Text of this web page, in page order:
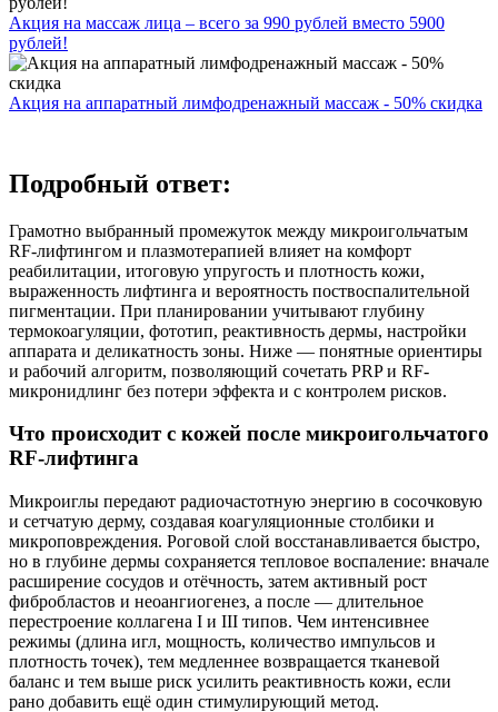
Акция на массаж лица – всего за 990 рублей вместо 5900
рублей!
Акция на аппаратный лимфодренажный массаж - 50% скидка
Подробный ответ:
Грамотно выбранный промежуток между микроигольчатым
RF-лифтингом и плазмотерапией влияет на комфорт
реабилитации, итоговую упругость и плотность кожи,
выраженность лифтинга и вероятность поствоспалительной
пигментации. При планировании учитывают глубину
термокоагуляции, фототип, реактивность дермы, настройки
аппарата и деликатность зоны. Ниже — понятные ориентиры
и рабочий алгоритм, позволяющий сочетать PRP и RF-
микронидлинг без потери эффекта и с контролем рисков.
Что происходит с кожей после микроигольчатого
RF‑лифтинга
Микроиглы передают радиочастотную энергию в сосочковую
и сетчатую дерму, создавая коагуляционные столбики и
микроповреждения. Роговой слой восстанавливается быстро,
но в глубине дермы сохраняется тепловое воспаление: вначале
расширение сосудов и отёчность, затем активный рост
фибробластов и неоангиогенез, а после — длительное
перестроение коллагена I и III типов. Чем интенсивнее
режимы (длина игл, мощность, количество импульсов и
плотность точек), тем медленнее возвращается тканевой
баланс и тем выше риск усилить реактивность кожи, если
рано добавить ещё один стимулирующий метод.